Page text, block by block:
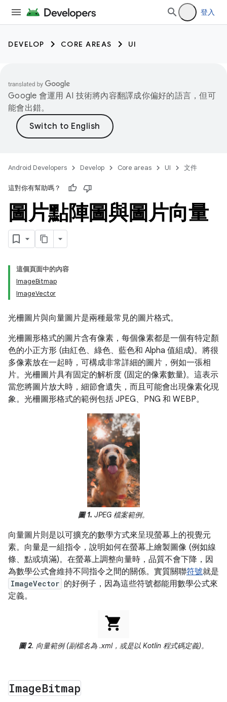
登入
DEVELOP CORE AREAS UI
Google 會運用 AI 技術將內容翻譯成你偏好的語言，但可
能會出錯。
Android Developers Develop Core areas UI 文件
這對你有幫助嗎？
圖片點陣圖與圖片向量
這個頁面中的內容
ImageBitmap
ImageVector
光柵圖片與向量圖片是兩種最常見的圖片格式。
光柵圖形格式的圖片含有像素，每個像素都是一個有特定顏
色的小正方形 (由紅色、綠色、藍色和 Alpha 值組成)。將很
多像素放在一起時，可構成非常詳細的圖片，例如一張相
片。光柵圖片具有固定的解析度 (固定的像素數量)。這表示
當您將圖片放大時，細節會遺失，而且可能會出現像素化現
象。光柵圖形格式的範例包括 JPEG、PNG 和 WEBP。
圖 1. JPEG 檔案範例。
向量圖片則是以可擴充的數學方式來呈現螢幕上的視覺元
素。向量是一組指令，說明如何在螢幕上繪製圖像 (例如線
條、點或填滿)。在螢幕上調整向量時，品質不會下降，因
為數學公式會維持不同指令之間的關係。實質關聯符號就是
ImageVector 的好例子，因為這些符號都能用數學公式來
定義。
圖 2. 向量範例 (副檔名為 .xml，或是以 Kotlin 程式碼定義)。
ImageBitmap